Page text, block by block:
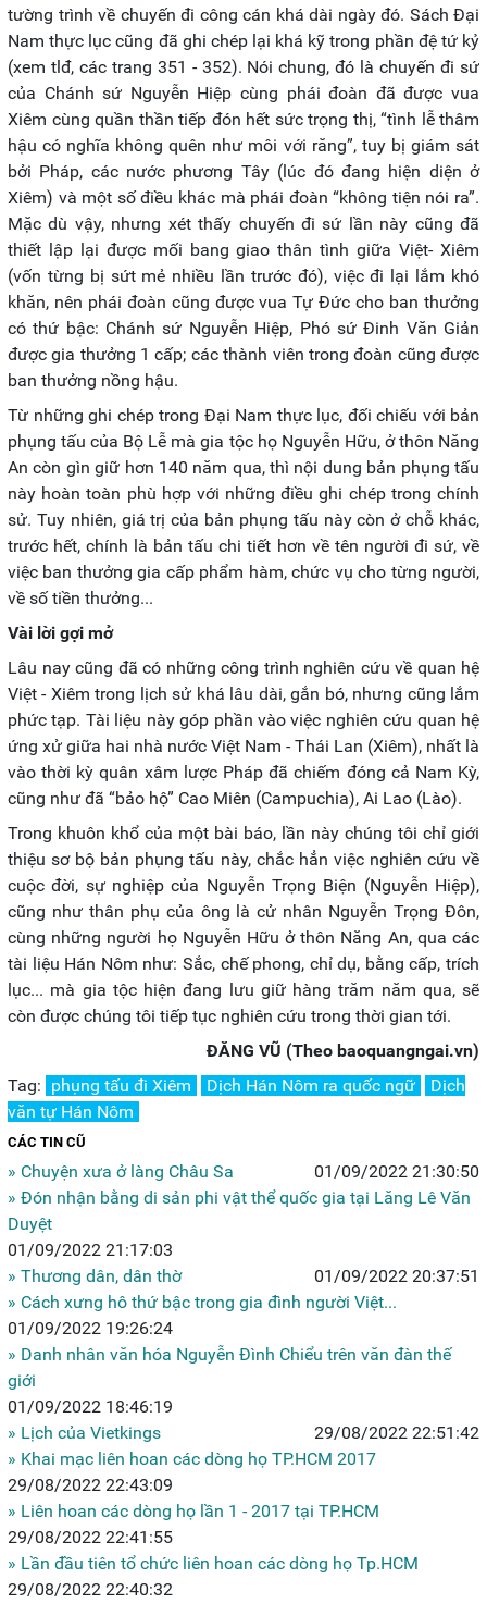
tường trình về chuyến đi công cán khá dài ngày đó. Sách Đại
Nam thực lục cũng đã ghi chép lại khá kỹ trong phần đệ tứ kỷ
(xem tlđ, các trang 351 - 352). Nói chung, đó là chuyến đi sứ
của Chánh sứ Nguyễn Hiệp cùng phái đoàn đã được vua
Xiêm cùng quần thần tiếp đón hết sức trọng thị, “tình lễ thâm
hậu có nghĩa không quên như môi với răng”, tuy bị giám sát
bởi Pháp, các nước phương Tây (lúc đó đang hiện diện ở
Xiêm) và một số điều khác mà phái đoàn “không tiện nói ra”.
Mặc dù vậy, nhưng xét thấy chuyến đi sứ lần này cũng đã
thiết lập lại được mối bang giao thân tình giữa Việt- Xiêm
(vốn từng bị sứt mẻ nhiều lần trước đó), việc đi lại lắm khó
khăn, nên phái đoàn cũng được vua Tự Đức cho ban thưởng
có thứ bậc: Chánh sứ Nguyễn Hiệp, Phó sứ Đinh Văn Giản
được gia thưởng 1 cấp; các thành viên trong đoàn cũng được
ban thưởng nồng hậu.
Từ những ghi chép trong Đại Nam thực lục, đối chiếu với bản
phụng tấu của Bộ Lễ mà gia tộc họ Nguyễn Hữu, ở thôn Năng
An còn gìn giữ hơn 140 năm qua, thì nội dung bản phụng tấu
này hoàn toàn phù hợp với những điều ghi chép trong chính
sử. Tuy nhiên, giá trị của bản phụng tấu này còn ở chỗ khác,
trước hết, chính là bản tấu chi tiết hơn về tên người đi sứ, về
việc ban thưởng gia cấp phẩm hàm, chức vụ cho từng người,
về số tiền thưởng...
Vài lời gợi mở
Lâu nay cũng đã có những công trình nghiên cứu về quan hệ
Việt - Xiêm trong lịch sử khá lâu dài, gắn bó, nhưng cũng lắm
phức tạp. Tài liệu này góp phần vào việc nghiên cứu quan hệ
ứng xử giữa hai nhà nước Việt Nam - Thái Lan (Xiêm), nhất là
vào thời kỳ quân xâm lược Pháp đã chiếm đóng cả Nam Kỳ,
cũng như đã “bảo hộ” Cao Miên (Campuchia), Ai Lao (Lào).
Trong khuôn khổ của một bài báo, lần này chúng tôi chỉ giới
thiệu sơ bộ bản phụng tấu này, chắc hẳn việc nghiên cứu về
cuộc đời, sự nghiệp của Nguyễn Trọng Biện (Nguyễn Hiệp),
cũng như thân phụ của ông là cử nhân Nguyễn Trọng Đôn,
cùng những người họ Nguyễn Hữu ở thôn Năng An, qua các
tài liệu Hán Nôm như: Sắc, chế phong, chỉ dụ, bằng cấp, trích
lục... mà gia tộc hiện đang lưu giữ hàng trăm năm qua, sẽ
còn được chúng tôi tiếp tục nghiên cứu trong thời gian tới.
ĐĂNG VŨ (Theo baoquangngai.vn)
Tag: phụng tấu đi Xiêm Dịch Hán Nôm ra quốc ngữ
Dịch
văn tự Hán Nôm
CÁC TIN CŨ
» Chuyện xưa ở làng Châu Sa
01/09/2022 21:30:50
» Đón nhận bằng di sản phi vật thể quốc gia tại Lăng Lê Văn
Duyệt
01/09/2022 21:17:03
» Thương dân, dân thờ
01/09/2022 20:37:51
» Cách xưng hô thứ bậc trong gia đình người Việt...
01/09/2022 19:26:24
» Danh nhân văn hóa Nguyễn Đình Chiểu trên văn đàn thế
giới
01/09/2022 18:46:19
» Lịch của Vietkings
29/08/2022 22:51:42
» Khai mạc liên hoan các dòng họ TP.HCM 2017
29/08/2022 22:43:09
» Liên hoan các dòng họ lần 1 - 2017 tại TP.HCM
29/08/2022 22:41:55
» Lần đầu tiên tổ chức liên hoan các dòng họ Tp.HCM
29/08/2022 22:40:32